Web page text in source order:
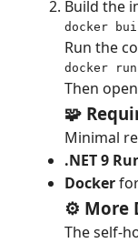
Build the
docker
Run the
docker
Then open
🧩
Minimal
.NET 9
Docker
⚙️ More
The self-